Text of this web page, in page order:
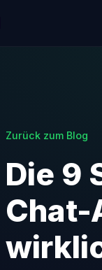
Zurück zum Blog
Die 9
Chat-